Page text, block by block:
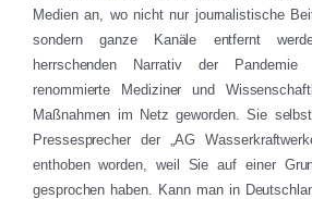
Medien an, wo nicht nur journalistische
sondern ganze Kanäle entfernt
herrschenden Narrativ der Pandemie
renommierte Mediziner und
Maßnahmen im Netz geworden. Sie
Pressesprecher der „AG
enthoben worden, weil Sie auf einer
gesprochen haben. Kann man in